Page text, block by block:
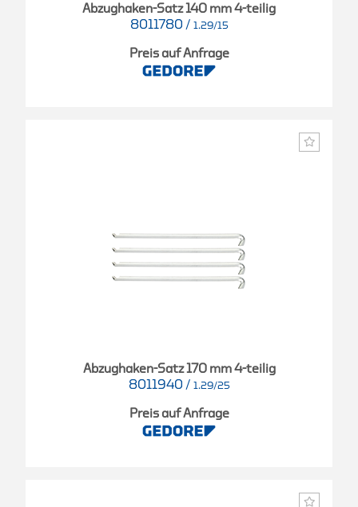
Abzughaken-Satz 140 mm 4-teilig
8011780 / 1.29/15
Preis auf Anfrage
Abzughaken-Satz 170 mm 4-teilig
8011940 / 1.29/25
Preis auf Anfrage